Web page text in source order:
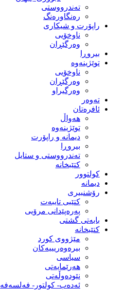
تەندرووستی
رەنگاورەنگ
راپۆرت و شیکاری
ناوخۆیی
وەرگێڕان
بیروڕا
توێژینەوە
ناوخۆیی
وەرگێڕان
وەرگیراو
تەوەر
ئافرەتان
هەواڵ
توێژینەوە
دیمانە و راپۆرت
بیروڕا
تەندرووستی و ستایل
کتێبخانە
کولتوور
دیمانە
رۆشنبیری
کتێبی تایبەت
پەرەپێدانی مرۆیی
بابەتی گشتی
کتێبخانە
مێژووى کورد
بیرەوەریییەکان
سیاسى
هەرێمایەتی
نێودەوڵەتی
ئەدەب- کولتور- فەلسەفە